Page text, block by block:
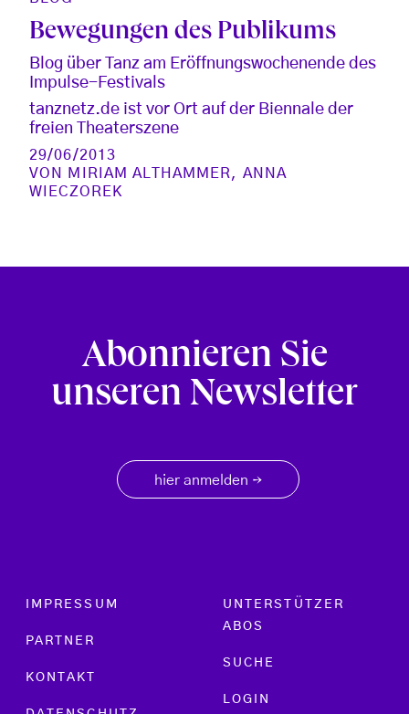
Bewegungen des Publikums
Blog über Tanz am Eröffnungswochenende des
Impulse-Festivals
tanznetz.de ist vor Ort auf der Biennale der
freien Theaterszene
29/06/2013
VON MIRIAM ALTHAMMER , ANNA
WIECZOREK
Abonnieren Sie
unseren Newsletter
hier anmelden →
Footer menu
IMPRESSUM
PARTNER
KONTAKT
UNTERSTÜTZER
ABOS
SUCHE
LOGIN